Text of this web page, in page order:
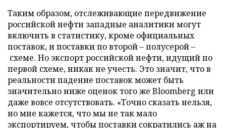
Таким образом, отслеживающие передвижение
российской нефти западные аналитики могут
включить в статистику, кроме официальных
поставок, и поставки по второй – полусерой –
схеме. Но экспорт российской нефти, идущий по
первой схеме, никак не учесть. Это значит, что в
реальности падение поставок может быть
значительно ниже оценок того же Bloomberg или
даже вовсе отсутствовать. «Точно сказать нельзя,
но мне кажется, что мы не так мало
экспортируем, чтобы поставки сократились аж на